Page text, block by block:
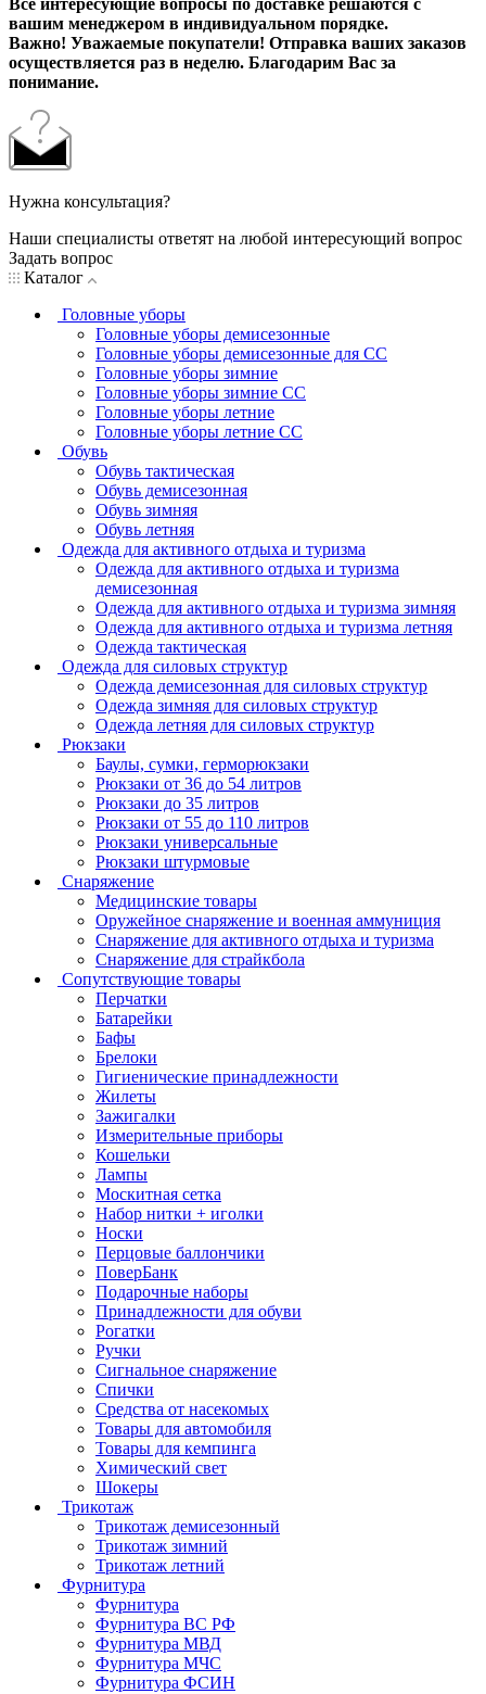
Все интересующие вопросы по доставке решаются с
вашим менеджером в индивидуальном порядке.
Важно! Уважаемые покупатели! Отправка ваших заказов
осуществляется раз в неделю. Благодарим Вас за
понимание.
Нужна консультация?
Наши специалисты ответят на любой интересующий вопрос
Задать вопрос
Каталог
Головные уборы
Головные уборы демисезонные
Головные уборы демисезонные для СС
Головные уборы зимние
Головные уборы зимние СС
Головные уборы летние
Головные уборы летние СС
Обувь
Обувь тактическая
Обувь демисезонная
Обувь зимняя
Обувь летняя
Одежда для активного отдыха и туризма
Одежда для активного отдыха и туризма
демисезонная
Одежда для активного отдыха и туризма зимняя
Одежда для активного отдыха и туризма летняя
Одежда тактическая
Одежда для силовых структур
Одежда демисезонная для силовых структур
Одежда зимняя для силовых структур
Одежда летняя для силовых структур
Рюкзаки
Баулы, сумки, герморюкзаки
Рюкзаки от 36 до 54 литров
Рюкзаки до 35 литров
Рюкзаки от 55 до 110 литров
Рюкзаки универсальные
Рюкзаки штурмовые
Снаряжение
Медицинские товары
Оружейное снаряжение и военная аммуниция
Снаряжение для активного отдыха и туризма
Снаряжение для страйкбола
Сопутствующие товары
Перчатки
Батарейки
Бафы
Брелоки
Гигиенические принадлежности
Жилеты
Зажигалки
Измерительные приборы
Кошельки
Лампы
Москитная сетка
Набор нитки + иголки
Носки
Перцовые баллончики
ПоверБанк
Подарочные наборы
Принадлежности для обуви
Рогатки
Ручки
Сигнальное снаряжение
Спички
Средства от насекомых
Товары для автомобиля
Товары для кемпинга
Химический свет
Шокеры
Трикотаж
Трикотаж демисезонный
Трикотаж зимний
Трикотаж летний
Фурнитура
Фурнитура
Фурнитура ВС РФ
Фурнитура МВД
Фурнитура МЧС
Фурнитура ФСИН